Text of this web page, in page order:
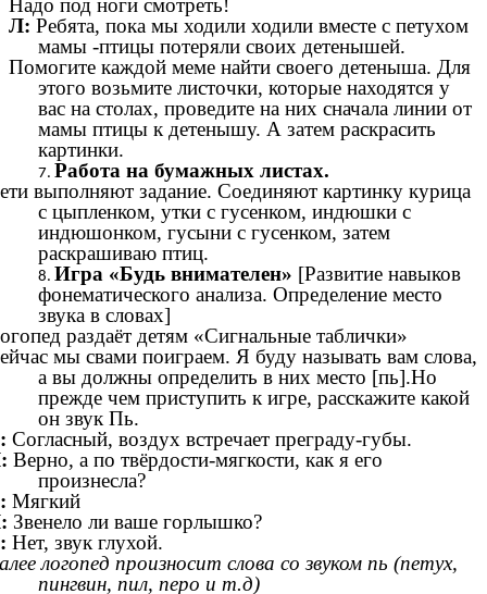
Надо под ноги смотреть!
Л: Ребята, пока мы ходили ходили вместе с петухом
мамы -птицы потеряли своих детенышей.
Помогите каждой меме найти своего детеныша. Для
этого возьмите листочки, которые находятся у
вас на столах, проведите на них сначала линии от
мамы птицы к детенышу. А затем раскрасить
картинки.
Работа на бумажных листах.
выполняют задание. Соединяют картинку курица
с цыпленком, утки с гусенком, индюшки с
индюшонком, гусыни с гусенком, затем
раскрашиваю птиц.
Игра «Будь внимателен» [Развитие навыков
фонематического анализа. Определение место
звука в словах]
раздаёт детям «Сигнальные таблички»
мы свами поиграем. Я буду называть вам слова,
а вы должны определить в них место [пь].Но
прежде чем приступить к игре, расскажите какой
он звук Пь.
Согласный, воздух встречает преграду-губы.
Верно, а по твёрдости-мягкости, как я его
произнесла?
Мягкий
Звенело ли ваше горлышко?
Нет, звук глухой.
логопед произносит слова со звуком пь (петух,
пингвин, пил, перо и т.д)